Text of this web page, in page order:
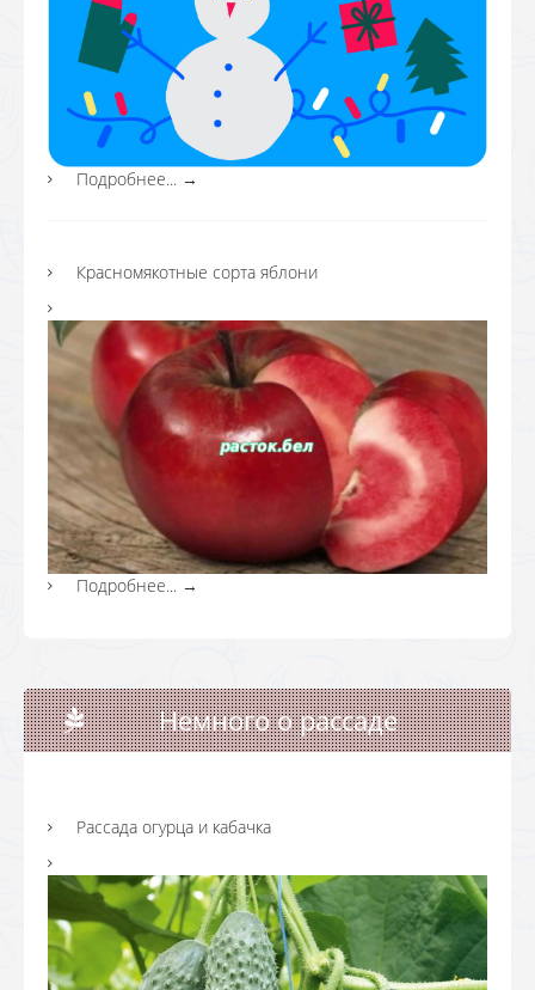
Подробнее... →
Красномякотные сорта яблони
Подробнее... →
Немного о рассаде
Рассада огурца и кабачка